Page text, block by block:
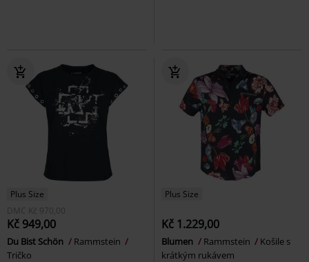
Plus Size
DMC
Kč 970,00
Kč 949,00
Du Bist Schön
Rammstein
Tričko
Plus Size
Kč 1.229,00
Blumen Rammstein
Košile s
krátkým rukávem